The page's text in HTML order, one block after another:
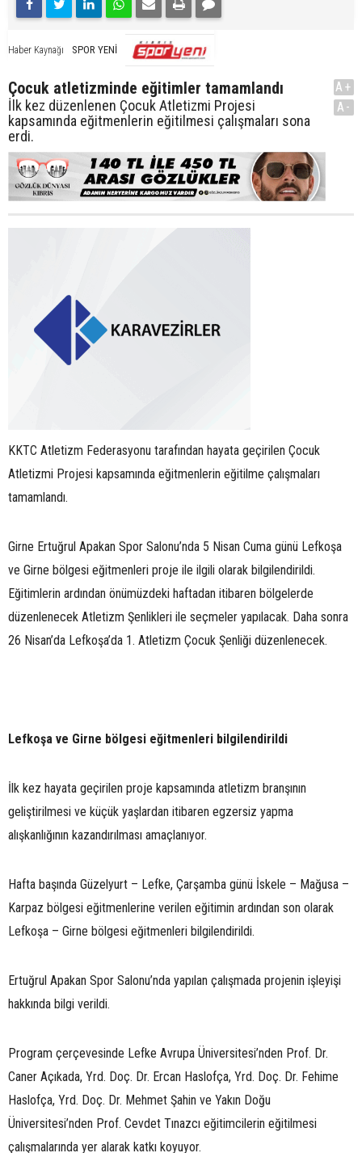
Haber Kaynağı SPOR YENİ
Çocuk atletizminde eğitimler tamamlandı
İlk kez düzenlenen Çocuk Atletizmi Projesi
kapsamında eğitmenlerin eğitilmesi çalışmaları sona
erdi.
A+
A-
KKTC Atletizm Federasyonu tarafından hayata geçirilen Çocuk
Atletizmi Projesi kapsamında eğitmenlerin eğitilme çalışmaları
tamamlandı.
Girne Ertuğrul Apakan Spor Salonu’nda 5 Nisan Cuma günü Lefkoşa
ve Girne bölgesi eğitmenleri proje ile ilgili olarak bilgilendirildi.
Eğitimlerin ardından önümüzdeki haftadan itibaren bölgelerde
düzenlenecek Atletizm Şenlikleri ile seçmeler yapılacak. Daha sonra
26 Nisan’da Lefkoşa’da 1. Atletizm Çocuk Şenliği düzenlenecek.
Lefkoşa ve Girne bölgesi eğitmenleri bilgilendirildi
İlk kez hayata geçirilen proje kapsamında atletizm branşının
geliştirilmesi ve küçük yaşlardan itibaren egzersiz yapma
alışkanlığının kazandırılması amaçlanıyor.
Hafta başında Güzelyurt – Lefke, Çarşamba günü İskele – Mağusa –
Karpaz bölgesi eğitmenlerine verilen eğitimin ardından son olarak
Lefkoşa – Girne bölgesi eğitmenleri bilgilendirildi.
Ertuğrul Apakan Spor Salonu’nda yapılan çalışmada projenin işleyişi
hakkında bilgi verildi.
Program çerçevesinde Lefke Avrupa Üniversitesi’nden Prof. Dr.
Caner Açıkada, Yrd. Doç. Dr. Ercan Haslofça, Yrd. Doç. Dr. Fehime
Haslofça, Yrd. Doç. Dr. Mehmet Şahin ve Yakın Doğu
Üniversitesi’nden Prof. Cevdet Tınazcı eğitimcilerin eğitilmesi
çalışmalarında yer alarak katkı koyuyor.